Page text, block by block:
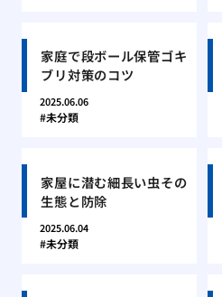
家庭で段ボール保管ゴキ
ブリ対策のコツ
2025.06.06
未分類
家屋に潜む細長い虫その
生態と防除
2025.06.04
未分類